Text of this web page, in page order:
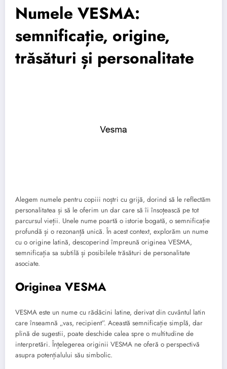
Numele VESMA:
semnificație, origine,
trăsături și personalitate
Alegem numele pentru copiii noștri cu grijă, dorind să le reflectăm
personalitatea și să le oferim un dar care să îi însoțească pe tot
parcursul vieții. Unele nume poartă o istorie bogată, o semnificație
profundă și o rezonanță unică. În acest context, explorăm un nume
cu o origine latină, descoperind împreună originea VESMA,
semnificația sa subtilă și posibilele trăsături de personalitate
asociate.
Originea VESMA
VESMA este un nume cu rădăcini latine, derivat din cuvântul latin
care înseamnă „vas, recipient”. Această semnificație simplă, dar
plină de sugestii, poate deschide calea spre o multitudine de
interpretări. Înțelegerea originii VESMA ne oferă o perspectivă
asupra potențialului său simbolic.